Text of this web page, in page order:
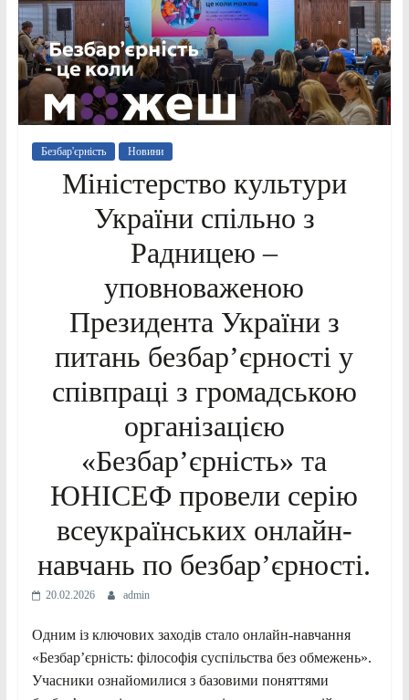
Безбар'єрність Новини
Міністерство культури
України спільно з
Радницею –
уповноваженою
Президента України з
питань безбар’єрності у
співпраці з громадською
організацією
«Безбар’єрність» та
ЮНІСЕФ провели серію
всеукраїнських онлайн-
навчань по безбар’єрності.
20.02.2026 admin
Одним із ключових заходів стало онлайн-навчання
«Безбар’єрність: філософія суспільства без обмежень».
Учасники ознайомилися з базовими поняттями